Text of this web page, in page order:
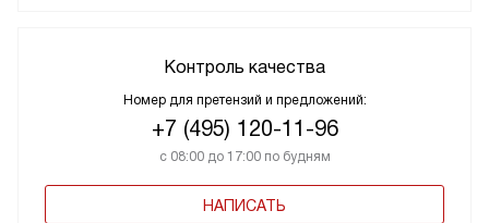
Контроль качества
Номер для претензий и предложений:
+7 (495) 120-11-96
с 08:00 до 17:00 по будням
НАПИСАТЬ